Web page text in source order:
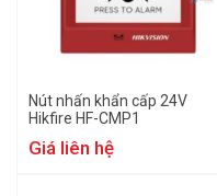
Nút nhấn khẩn cấp 24V
Hikfire HF-CMP1
Giá liên hệ